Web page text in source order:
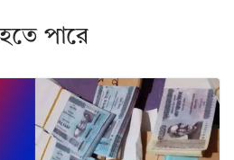
পারে